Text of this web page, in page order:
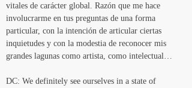
vitales de carácter global. Razón que me hace
involucrarme en tus preguntas de una forma
particular, con la intención de articular ciertas
inquietudes y con la modestia de reconocer mis
grandes lagunas como artista, como intelectual…
DC: We definitely see ourselves in a state of